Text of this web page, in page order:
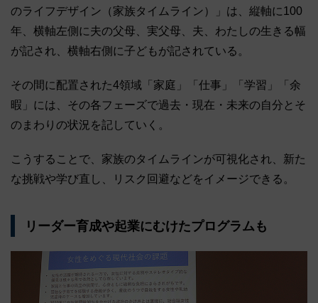
のライフデザイン（家族タイムライン）」は、縦軸に100
年、横軸左側に夫の父母、実父母、夫、わたしの生きる幅
が記され、横軸右側に子どもが記されている。
その間に配置された4領域「家庭」「仕事」「学習」「余
暇」には、その各フェーズで過去・現在・未来の自分とそ
のまわりの状況を記していく。
こうすることで、家族のタイムラインが可視化され、新た
な挑戦や学び直し、リスク回避などをイメージできる。
リーダー育成や起業にむけたプログラムも